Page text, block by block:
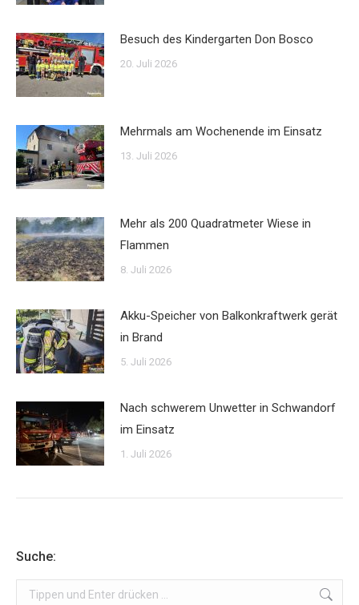
Besuch des Kindergarten Don Bosco
20. Juli 2026
Mehrmals am Wochenende im Einsatz
13. Juli 2026
Mehr als 200 Quadratmeter Wiese in
Flammen
8. Juli 2026
Akku-Speicher von Balkonkraftwerk gerät
in Brand
5. Juli 2026
Nach schwerem Unwetter in Schwandorf
im Einsatz
1. Juli 2026
Suche:
Search: